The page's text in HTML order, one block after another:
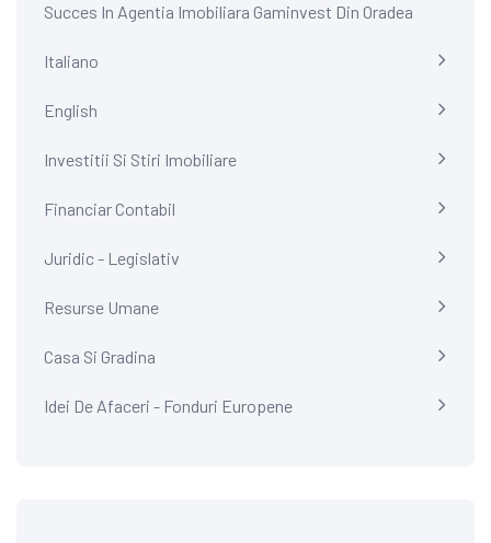
Succes In Agentia Imobiliara Gaminvest Din Oradea
Italiano
English
Investitii Si Stiri Imobiliare
Financiar Contabil
Juridic - Legislativ
Resurse Umane
Casa Si Gradina
Idei De Afaceri - Fonduri Europene